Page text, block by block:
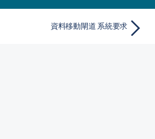
資料移動閘道 系統要求